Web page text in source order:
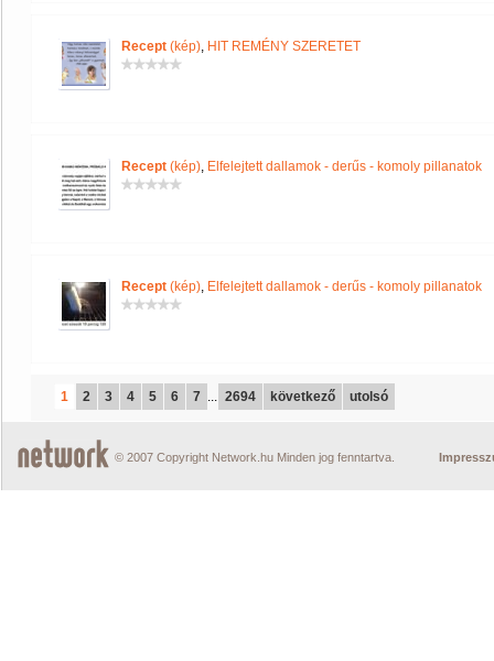
Recept (kép), HIT REMÉNY SZERETET
Recept (kép), Elfelejtett dallamok - derűs - komoly pillanatok
Recept (kép), Elfelejtett dallamok - derűs - komoly pillanatok
1 2 3 4 5 6 7 ... 2694 következő utolsó
© 2007 Copyright Network.hu Minden jog fenntartva.